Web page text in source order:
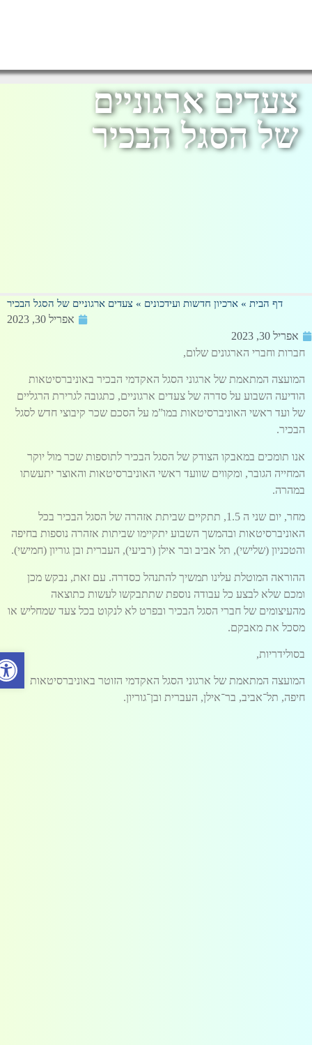
צעדים ארגוניים
של הסגל הבכיר
דף הבית»ארכיון חדשות ועידכונים»צעדים ארגוניים של הסגל הבכיר
אפריל 30, 2023
אפריל 30, 2023
חברות וחברי הארגונים שלום,
המועצה המתאמת של ארגוני הסגל האקדמי הבכיר באוניברסיטאות
הודיעה השבוע על סדרה של צעדים ארגוניים, כתגובה לגרירת הרגליים
של ועד ראשי האוניברסיטאות במו”מ על הסכם שכר קיבוצי חדש לסגל
הבכיר.
אנו תומכים במאבקו הצודק של הסגל הבכיר לתוספות שכר מול יוקר
המחייה הגובר, ומקווים שוועד ראשי האוניברסיטאות והאוצר יתעשתו
במהרה.
מחר, יום שני ה 1.5, תתקיים שביתת אזהרה של הסגל הבכיר בכל
האוניברסיטאות ובהמשך השבוע יתקיימו שביתות אזהרה נוספות בחיפה
והטכניון (שלישי), תל אביב ובר אילן (רביעי), העברית ובן גוריון (חמישי).
ההוראה המוטלת עלינו תמשיך להתנהל כסדרה. עם זאת, נבקש מכן
ומכם שלא לבצע כל עבודה נוספת שתתבקשו לעשות כתוצאה
מהעיצומים של חברי הסגל הבכיר ובפרט לא לנקוט בכל צעד שמחליש או
מסכל את מאבקם.
בסולידריות,
המועצה המתאמת של ארגוני הסגל האקדמי הזוטר באוניברסיטאות
חיפה, תל־אביב, בר־אילן, העברית ובן־גוריון.
פתח